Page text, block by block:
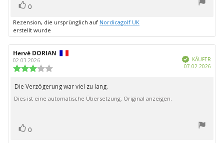
Stimme
0
Rezension, die ursprünglich auf Nordicagolf UK
erstellt wurde
Autor
der
Rezension:
Hervé DORIAN
02.03.2026
von
5
Sternen
Verifiziert
KÄUFER
07.02.2026
Rezensionstext:
Die Verzögerung war viel zu lang.
Dies ist eine automatische Übersetzung. Original anzeigen.
Stimme
0